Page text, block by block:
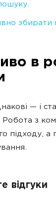
збирати
в
— і
Робота з
підходу, а
відгуки